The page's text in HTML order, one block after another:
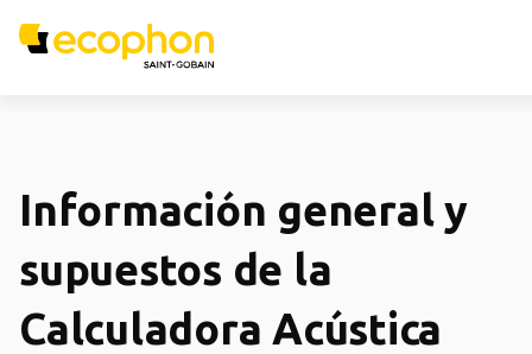
Información general y
supuestos de la
Calculadora Acústica